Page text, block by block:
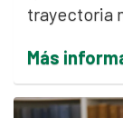
trayectoria
Más